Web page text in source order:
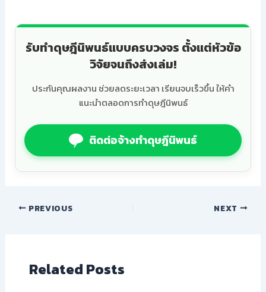
รับทำดุษฎีนิพนธ์แบบครบวงจร ตั้งแต่หัวข้อ
วิจัยจนถึงส่งเล่ม!
ประกันคุณผลงาน ช่วยลดระยะเวลา เรียนจบเร็วขึ้น ให้คำ
แนะนำตลอดการทำดุษฎีนิพนธ์
ติดต่อจ้างทำดุษฎีนิพนธ์
PREVIOUS NEXT
Related Posts